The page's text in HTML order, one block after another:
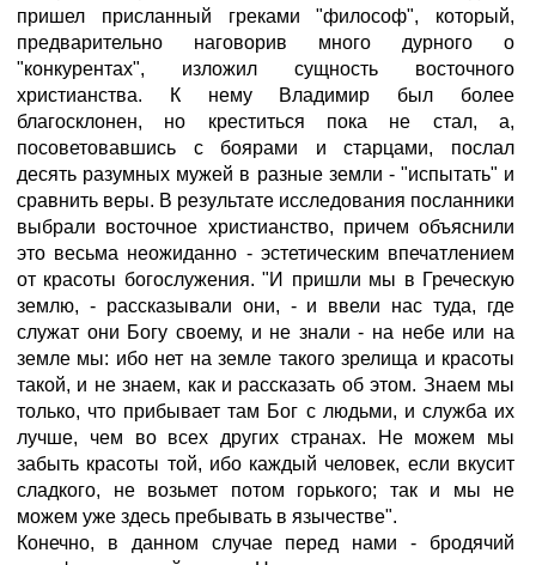
пришел присланный греками "философ", который,
предварительно наговорив много дурного о
"конкурентах", изложил сущность восточного
христианства. К нему Владимир был более
благосклонен, но креститься пока не стал, а,
посоветовавшись с боярами и старцами, послал
десять разумных мужей в разные земли - "испытать" и
сравнить веры. В результате исследования посланники
выбрали восточное христианство, причем объяснили
это весьма неожиданно - эстетическим впечатлением
от красоты богослужения. "И пришли мы в Греческую
землю, - рассказывали они, - и ввели нас туда, где
служат они Богу своему, и не знали - на небе или на
земле мы: ибо нет на земле такого зрелища и красоты
такой, и не знаем, как и рассказать об этом. Знаем мы
только, что прибывает там Бог с людьми, и служба их
лучше, чем во всех других странах. Не можем мы
забыть красоты той, ибо каждый человек, если вкусит
сладкого, не возьмет потом горького; так и мы не
можем уже здесь пребывать в язычестве".
Конечно, в данном случае перед нами - бродячий